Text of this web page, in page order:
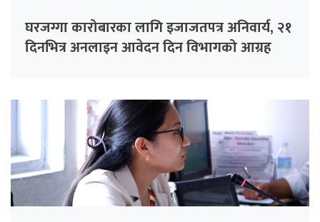
घरजग्गा कारोबारका लागि इजाजतपत्र अनिवार्य, २१
दिनभित्र अनलाइन आवेदन दिन विभागको आग्रह